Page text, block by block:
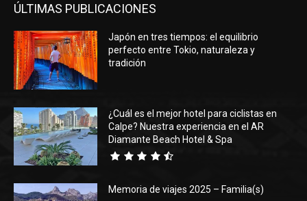
ÚLTIMAS PUBLICACIONES
Japón en tres tiempos: el equilibrio
perfecto entre Tokio, naturaleza y
tradición
¿Cuál es el mejor hotel para ciclistas en
Calpe? Nuestra experiencia en el AR
Diamante Beach Hotel & Spa
Memoria de viajes 2025 – Familia(s)